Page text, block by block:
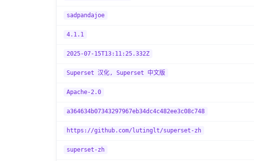
sadpandajoe
4.1.1
2025-07-15T13:11:25.332Z
Superset 汉化, Superset 中文版
Apache-2.0
a364634b07343297967eb34dc4c482ee3c08c748
https://github.com/lutinglt/superset-zh
superset-zh